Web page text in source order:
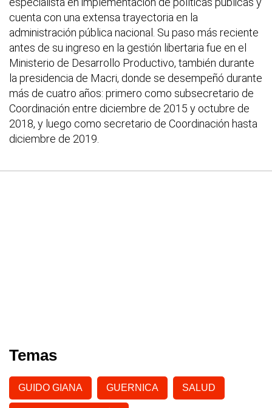
cuenta con una extensa trayectoria en la
administración pública nacional. Su paso más reciente
antes de su ingreso en la gestión libertaria fue en el
Ministerio de Desarrollo Productivo, también durante
la presidencia de Macri, donde se desempeñó durante
más de cuatro años: primero como subsecretario de
Coordinación entre diciembre de 2015 y octubre de
2018, y luego como secretario de Coordinación hasta
diciembre de 2019.
Temas
GUIDO GIANA GUERNICA SALUD